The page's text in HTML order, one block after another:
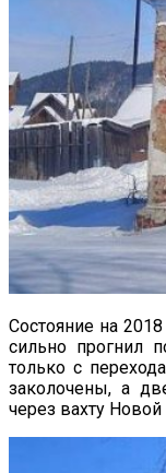
Состояние на
сильно прогнил
только с
заколочены, а
через вахту